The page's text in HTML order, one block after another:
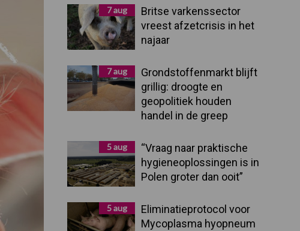
Sidebar7 aug
Britse varkenssector
vreest afzetcrisis in het
najaar
7 aug
Grondstoffenmarkt blijft
grillig: droogte en
geopolitiek houden
handel in de greep
5 aug
“Vraag naar praktische
hygieneoplossingen is in
Polen groter dan ooit”
5 aug
Eliminatieprotocol voor
Mycoplasma hyopneum